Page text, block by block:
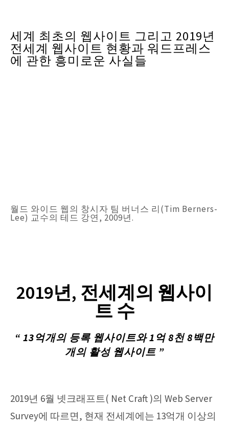
세계 최초의 웹사이트 그리고 2019년
전세계 웹사이트 현황과 워드프레스
에 관한 흥미로운 사실들
월드 와이드 웹의 창시자 팀 버너스 리(Tim Berners-
Lee) 교수의 테드 강연, 2009년.
2019년, 전세계의 웹사이
트 수
“ 13억개의 등록 웹사이트와 1억 8천 8백만
개의 활성 웹사이트 ”
2019년 6월 넷크래프트( Net Craft )의 Web Server
Survey에 따르면, 현재 전세계에는 13억개 이상의